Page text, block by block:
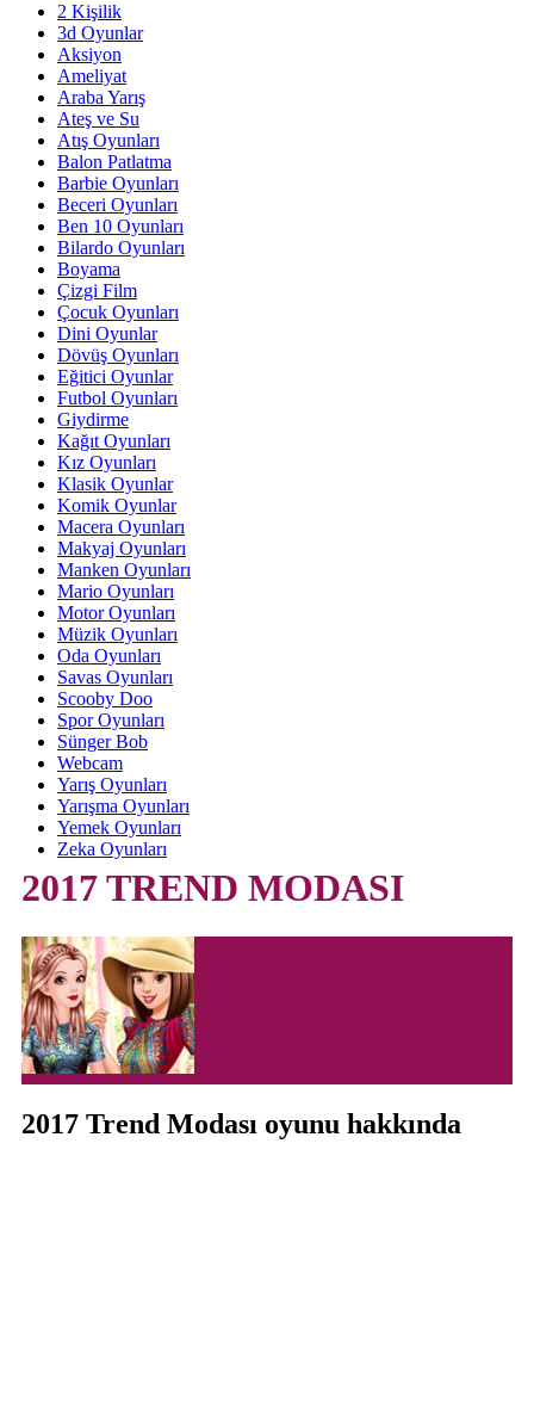
2 Kişilik
3d Oyunlar
Aksiyon
Ameliyat
Araba Yarış
Ateş ve Su
Atış Oyunları
Balon Patlatma
Barbie Oyunları
Beceri Oyunları
Ben 10 Oyunları
Bilardo Oyunları
Boyama
Çizgi Film
Çocuk Oyunları
Dini Oyunlar
Dövüş Oyunları
Eğitici Oyunlar
Futbol Oyunları
Giydirme
Kağıt Oyunları
Kız Oyunları
Klasik Oyunlar
Komik Oyunlar
Macera Oyunları
Makyaj Oyunları
Manken Oyunları
Mario Oyunları
Motor Oyunları
Müzik Oyunları
Oda Oyunları
Savas Oyunları
Scooby Doo
Spor Oyunları
Sünger Bob
Webcam
Yarış Oyunları
Yarışma Oyunları
Yemek Oyunları
Zeka Oyunları
2017 TREND MODASI
2017 Trend Modası oyunu hakkında